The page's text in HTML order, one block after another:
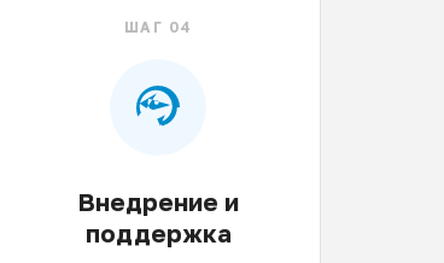
ШАГ 04
Внедрение и
поддержка